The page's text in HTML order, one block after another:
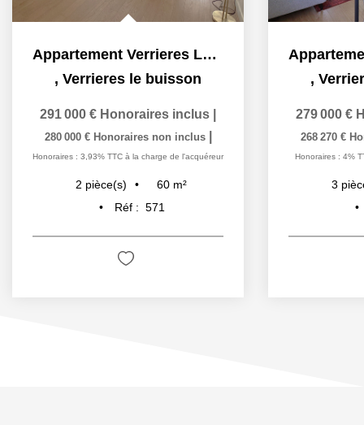
Appartement Verrieres Le Buisson 2 pièce(s) 59.75 m2
, Verrieres le buisson
291 000 € Honoraires inclus
280 000 € Honoraires non inclus
Honoraires : 3,93% TTC à la charge de l'acquéreur
2 pièce(s) 60 m²
Réf : 571
,
279 000 €
268 270 €
Honoraires : 4%
3